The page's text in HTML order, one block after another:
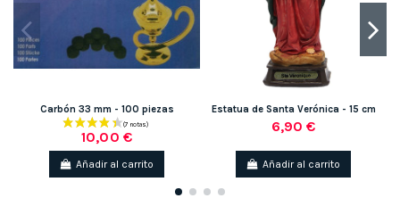
Carbón 33 mm - 100 piezas
10,00 €
Añadir al carrito
Estatua de Santa Verónica - 15 cm
6,90 €
Añadir al carrito